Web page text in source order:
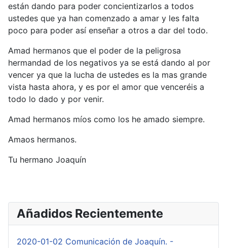
están dando para poder concientizarlos a todos
ustedes que ya han comenzado a amar y les falta
poco para poder así enseñar a otros a dar del todo.
Amad hermanos que el poder de la peligrosa
hermandad de los negativos ya se está dando al por
vencer ya que la lucha de ustedes es la mas grande
vista hasta ahora, y es por el amor que venceréis a
todo lo dado y por venir.
Amad hermanos míos como los he amado siempre.
Amaos hermanos.
Tu hermano Joaquín
Añadidos Recientemente
2020-01-02 Comunicación de Joaquín. -